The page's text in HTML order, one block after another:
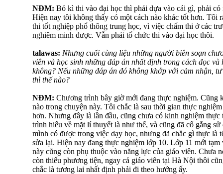
NĐM: Bỏ kì thi vào đại học thì phải dựa vào cái gì, phải
Hiện nay tôi không thấy có một cách nào khác tốt hơn. Tôi
thi tốt nghiệp phổ thông trung học, vì việc chấm thi ở các
nghiêm minh được. Vẫn phải tổ chức thi vào đại học thôi.
talawas: Nhưng cuối cùng liệu những người biên soạn
viên và học sinh những đáp án nhất định trong cách đọc và
không? Nếu những đáp án đó không khớp với cảm nhận,
thì thế nào?
NĐM: Chương trình bây giờ mới đang thực nghiệm. Cũng
nào trong chuyện này. Tôi chắc là sau thời gian thực
hơn. Nhưng đây là lần đầu, cũng chưa có kinh nghiệm
trình hiểu về mặt lí thuyết là như thế, và cũng đã cố gắng
mình có được trong việc dạy học, nhưng đã chắc gì thực là
sửa lại. Hiện nay đang thực nghiệm lớp 10. Lớp 11 mới
này cũng còn phụ thuộc vào năng lực của giáo viên. Chưa
còn thiếu phương tiện, ngay cả giáo viên tại Hà Nội thôi
chắc là tương lai nhất định phải đi theo hướng ấy.